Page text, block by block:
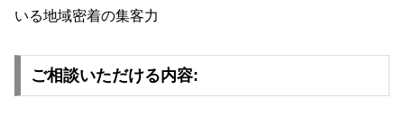
いる地域密着の集客力
ご相談いただける内容: